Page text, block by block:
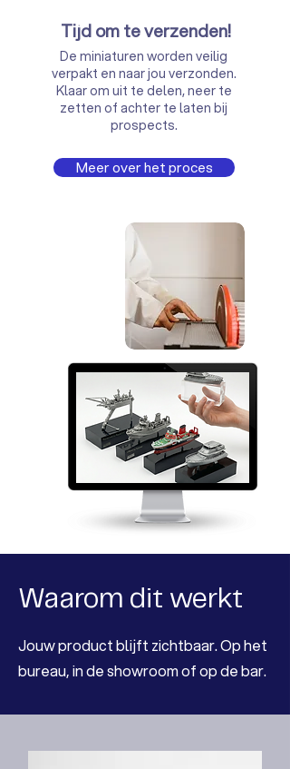
Tijd om te verzenden!
De miniaturen worden veilig
verpakt en naar jou verzonden.
Klaar om uit te delen, neer te
zetten of achter te laten bij
prospects.
Meer over het proces
Waarom dit werkt
Jouw product blijft zichtbaar. Op het
bureau, in de showroom of op de bar.